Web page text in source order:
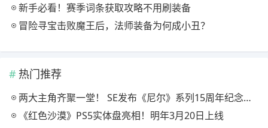
新手必看！赛季词条获取攻略不用刷装备
冒险寻宝击败魔王后，法师装备为何成小丑？
热门推荐
两大主角齐聚一堂！ SE发布《尼尔》系列15周年纪念典藏套装
《红色沙漠》PS5实体盘亮相！明年3月20日上线